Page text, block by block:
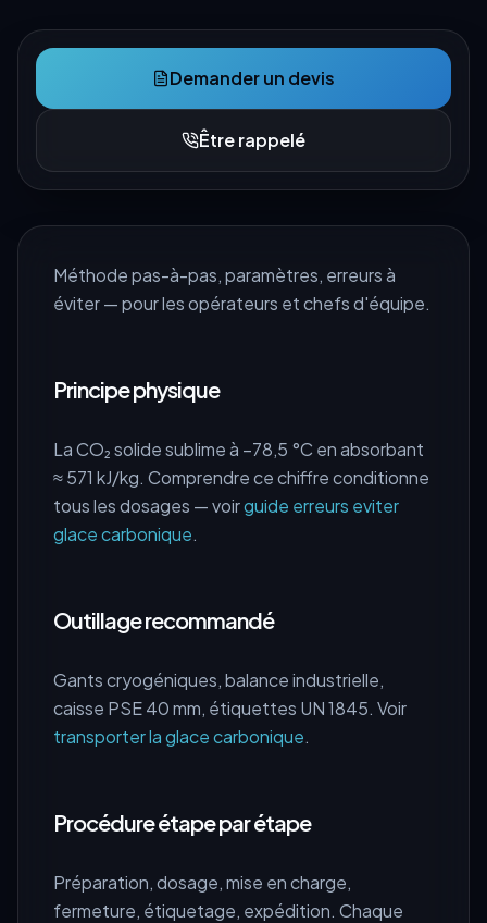
Demander un devis
Être rappelé
Méthode pas-à-pas, paramètres, erreurs à
éviter — pour les opérateurs et chefs d'équipe.
Principe physique
La CO₂ solide sublime à −78,5 °C en absorbant
≈ 571 kJ/kg. Comprendre ce chiffre conditionne
tous les dosages — voirguide erreurs eviter
glace carbonique.
Outillage recommandé
Gants cryogéniques, balance industrielle,
caisse PSE 40 mm, étiquettes UN 1845. Voir
transporter la glace carbonique.
Procédure étape par étape
Préparation, dosage, mise en charge,
fermeture, étiquetage, expédition. Chaque